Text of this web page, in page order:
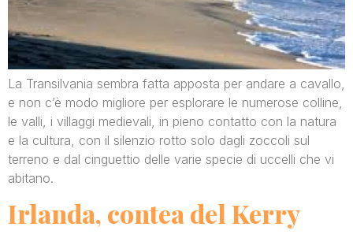
La Transilvania sembra fatta apposta per andare a cavallo,
e non c’è modo migliore per esplorare le numerose colline,
le valli, i villaggi medievali, in pieno contatto con la natura
e la cultura, con il silenzio rotto solo dagli zoccoli sul
terreno e dal cinguettio delle varie specie di uccelli che vi
abitano.
Irlanda, contea del Kerry